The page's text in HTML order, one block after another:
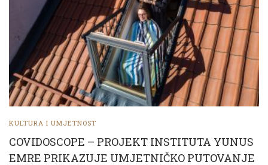
KULTURA I UMJETNOST
COVIDOSCOPE – PROJEKT INSTITUTA YUNUS
EMRE PRIKAZUJE UMJETNIČKO PUTOVANJE